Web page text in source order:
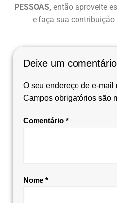
PESSOAS, então aproveite
e faça sua
Deixe um comentário
O seu endereço de e-mail
Campos obrigatórios são
Comentário *
Nome *